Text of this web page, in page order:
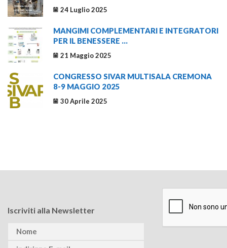
24 Luglio 2025
MANGIMI COMPLEMENTARI E INTEGRATORI
PER IL BENESSERE ...
21 Maggio 2025
CONGRESSO SIVAR MULTISALA CREMONA
8-9 MAGGIO 2025
30 Aprile 2025
Iscriviti alla Newsletter